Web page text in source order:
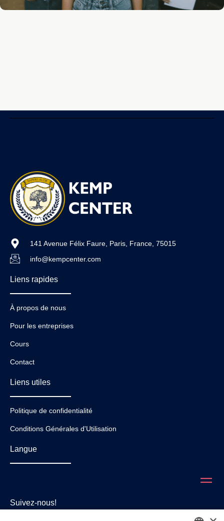
141 Avenue Félix Faure, Paris, France, 75015
info@kempcenter.com
Liens rapides
À propos de nous
Pour les entreprises
Cours
Contact
Liens utiles
Politique de confidentialité
Conditions Générales d'Utilisation
Langue
Suivez-nous!